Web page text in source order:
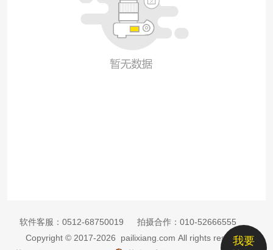
我要
软件客服： 0512-68750019 拍摄合作： 010-52666555
Copyright © 2017-2026 pailixiang.com All rights reserved